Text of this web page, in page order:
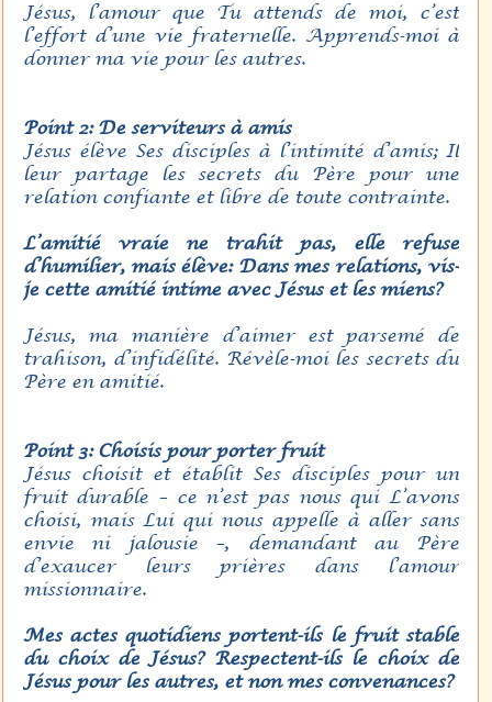
Jésus, l’amour que Tu attends de moi, c’est
l’effort d’une vie fraternelle. Apprends-moi à
donner ma vie pour les autres.
Point 2: De serviteurs à amis
Jésus élève Ses disciples à l’intimité d’amis; Il
leur partage les secrets du Père pour une
relation confiante et libre de toute contrainte.
L’amitié vraie ne trahit pas, elle refuse
d’humilier, mais élève: Dans mes relations, vis-
je cette amitié intime avec Jésus et les miens?
Jésus, ma manière d’aimer est parsemé de
trahison, d’infidélité. Révèle-moi les secrets du
Père en amitié.
Point 3: Choisis pour porter fruit
Jésus choisit et établit Ses disciples pour un
fruit durable – ce n’est pas nous qui L’avons
choisi, mais Lui qui nous appelle à aller sans
envie ni jalousie –, demandant au Père
d’exaucer leurs prières dans l’amour
missionnaire.
Mes actes quotidiens portent-ils le fruit stable
du choix de Jésus? Respectent-ils le choix de
Jésus pour les autres, et non mes convenances?